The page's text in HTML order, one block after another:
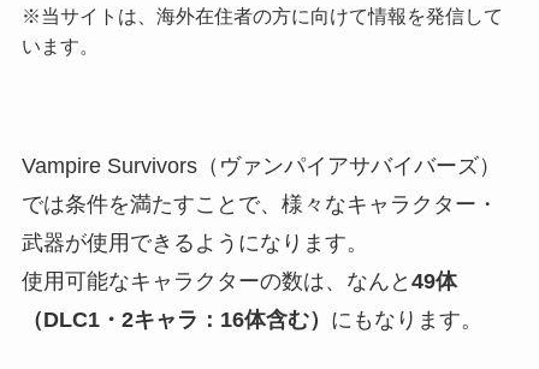
※当サイトは、海外在住者の方に向けて情報を発信して
います。
Vampire Survivors（ヴァンパイアサバイバーズ）
では条件を満たすことで、様々なキャラクター・
武器が使用できるようになります。
使用可能なキャラクターの数は、なんと 49体
（DLC1・2キャラ：16体含む） にもなります。